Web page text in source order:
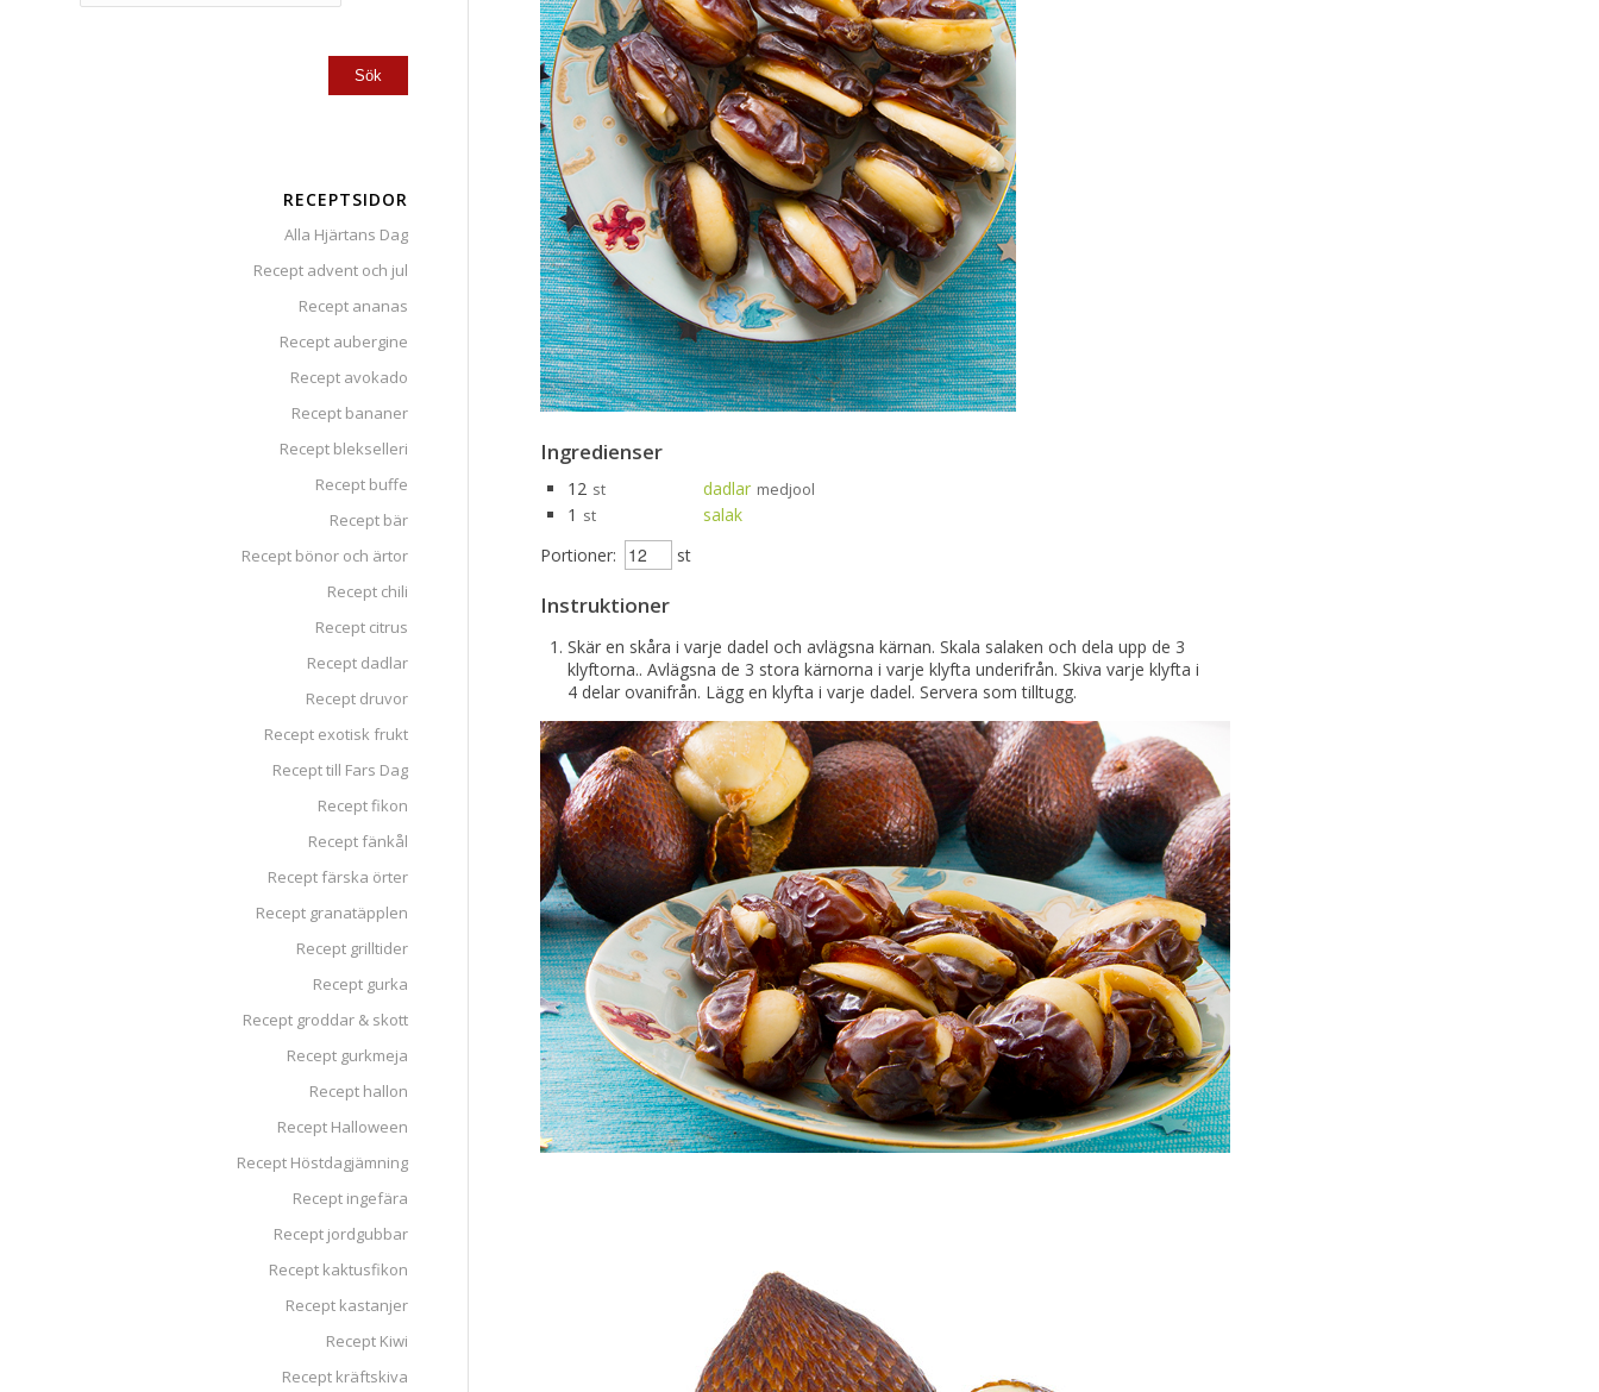
Ingredienser
12 st dadlar medjool
1 st
salak
Portioner:
st
Instruktioner
Skär en skåra i varje dadel och avlägsna kärnan. Skala salaken och dela upp de 3
klyftorna.. Avlägsna de 3 stora kärnorna i varje klyfta underifrån. Skiva varje klyfta i
4 delar ovanifrån. Lägg en klyfta i varje dadel. Servera som tilltugg.
RECEPTSIDOR
Alla Hjärtans Dag
Recept advent och jul
Recept ananas
Recept aubergine
Recept avokado
Recept bananer
Recept blekselleri
Recept buffe
Recept bär
Recept bönor och ärtor
Recept chili
Recept citrus
Recept dadlar
Recept druvor
Recept exotisk frukt
Recept till Fars Dag
Recept fikon
Recept fänkål
Recept färska örter
Recept granatäpplen
Recept grilltider
Recept gurka
Recept groddar & skott
Recept gurkmeja
Recept hallon
Recept Halloween
Recept Höstdagjämning
Recept ingefära
Recept jordgubbar
Recept kaktusfikon
Recept kastanjer
Recept Kiwi
Recept kräftskiva